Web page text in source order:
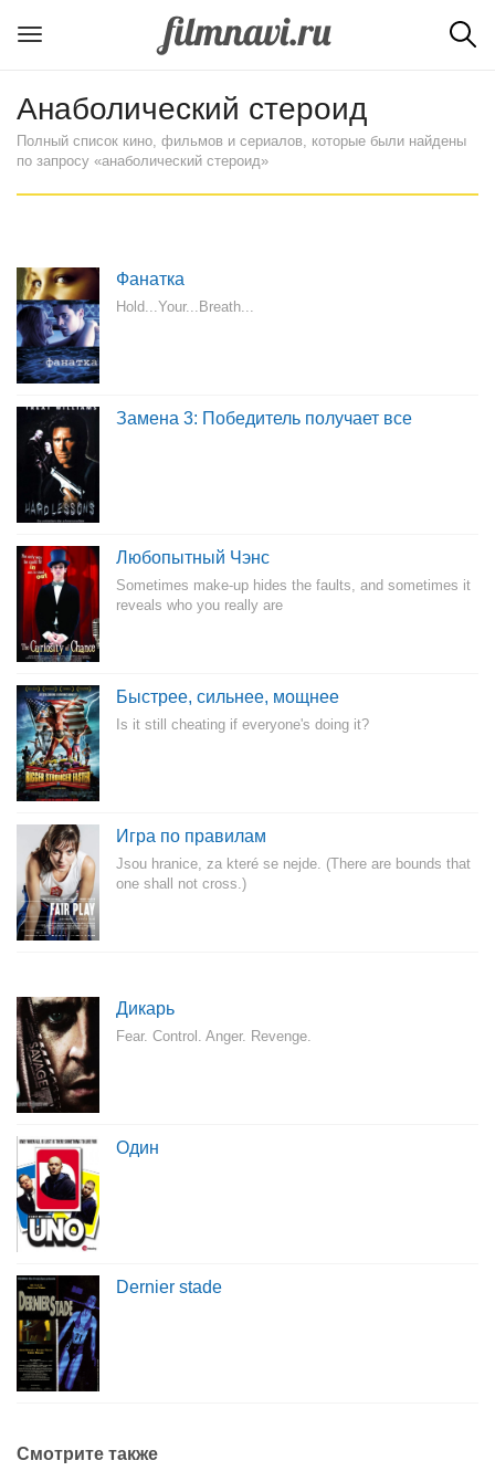
Анаболический стероид
Полный список кино, фильмов и сериалов, которые были найдены
по запросу «анаболический стероид»
Фанатка
Hold...Your...Breath...
Замена 3: Победитель получает все
Любопытный Чэнс
Sometimes make-up hides the faults, and sometimes it
reveals who you really are
Быстрее, сильнее, мощнее
Is it still cheating if everyone's doing it?
Игра по правилам
Jsou hranice, za které se nejde. (There are bounds that
one shall not cross.)
Дикарь
Fear. Control. Anger. Revenge.
Один
Dernier stade
Смотрите также